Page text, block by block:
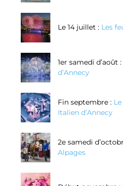
Le 14 juillet : Les
1er samedi d’août :
d’Annecy
Fin septembre :
Italien d’Annecy
2e samedi
Alpages